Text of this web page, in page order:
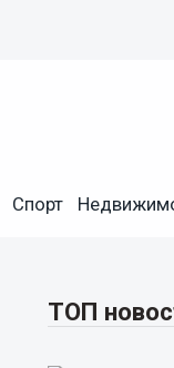
Спорт
ТОП